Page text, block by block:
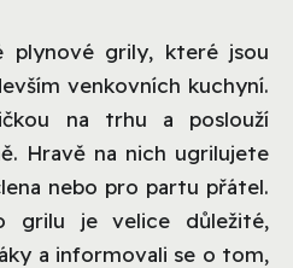
plynové grily, které jsou
venkovních kuchyní.
na trhu a poslouží
Hravě na nich ugrilujete
nebo pro partu přátel.
grilu je velice důležité,
a informovali se o tom,